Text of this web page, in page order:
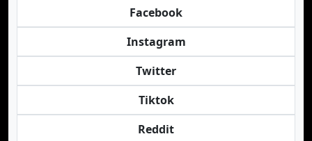
Facebook
Instagram
Twitter
Tiktok
Reddit